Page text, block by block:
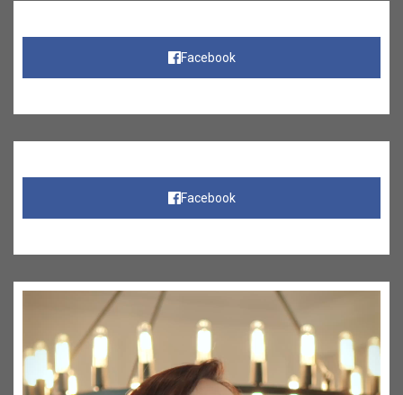
Facebook
Facebook